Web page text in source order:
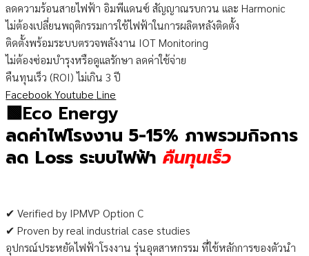
ลดความร้อนสายไฟฟ้า อิมพีแดนซ์ สัญญาณรบกวน และ Harmonic
ไม่ต้องเปลี่ยนพฤติกรรมการใช้ไฟฟ้าในการผลิตหลังติดตั้ง
ติดตั้งพร้อมระบบตรวจพลังงาน IOT Monitoring
ไม่ต้องซ่อมบำรุงหรือดูแลรักษา ลดค่าใช้จ่าย
คืนทุนเร็ว (ROI) ไม่เกิน 3 ปี
Facebook Youtube Line
🟩Eco Energy
ลดค่าไฟโรงงาน 5-15% ภาพรวมกิจการ
ลด Loss ระบบไฟฟ้าคืนทุนเร็ว
✔ Verified by IPMVP Option C
✔ Proven by real industrial case studies
อุปกรณ์ประหยัดไฟฟ้าโรงงาน รุ่นอุตสาหกรรม ที่ใช้หลักการของตัวนำ